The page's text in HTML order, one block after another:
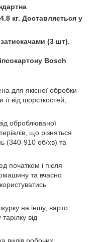
кг. Доставляється у
(3 шт).
Bosch
для якісної обробки
її від шорсткостей,
оброблюваної
що різняться
(340-910 об/хв) та
початком і після
та вчасно
на іншу, варто
від